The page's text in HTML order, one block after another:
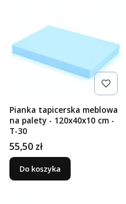
Pianka tapicerska meblowa
na palety - 120x40x10 cm -
T-30
Cena
55,50 zł
Do koszyka